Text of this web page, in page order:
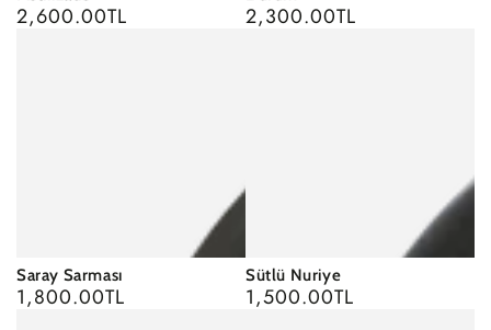
Regular
2,600.00TL
Regular
2,300.00TL
Saray Sarması
Regular
1,800.00TL
Sütlü Nuriye
Regular
1,500.00TL